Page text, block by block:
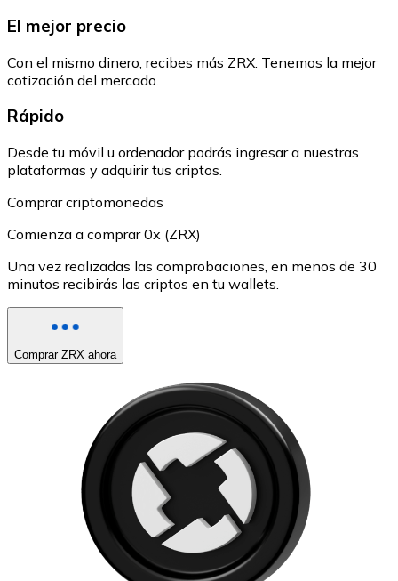
El mejor precio
Con el mismo dinero, recibes más ZRX. Tenemos la mejor
cotización del mercado.
Rápido
Desde tu móvil u ordenador podrás ingresar a nuestras
plataformas y adquirir tus criptos.
Comprar criptomonedas
Comienza a comprar 0x (ZRX)
Una vez realizadas las comprobaciones, en menos de 30
minutos recibirás las criptos en tu wallets.
Comprar ZRX ahora